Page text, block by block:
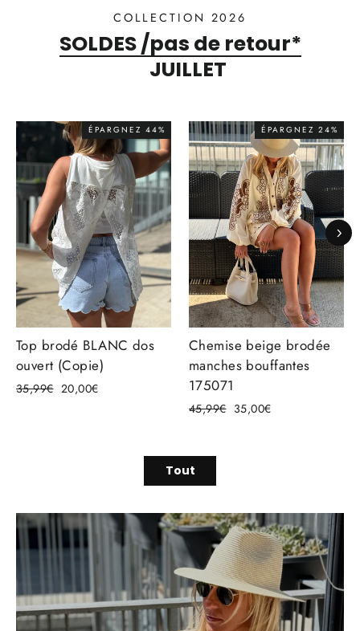
COLLECTION 2026
SOLDES /pas de retour*
JUILLET
ÉPARGNEZ 44%
Top brodé BLANC dos
ouvert (Copie)
Prix
35,99€ Prix
20,00€
ÉPARGNEZ 24%
Chemise beige brodée
manches bouffantes
175071
Prix
45,99€ Prix
35,00€
Tout